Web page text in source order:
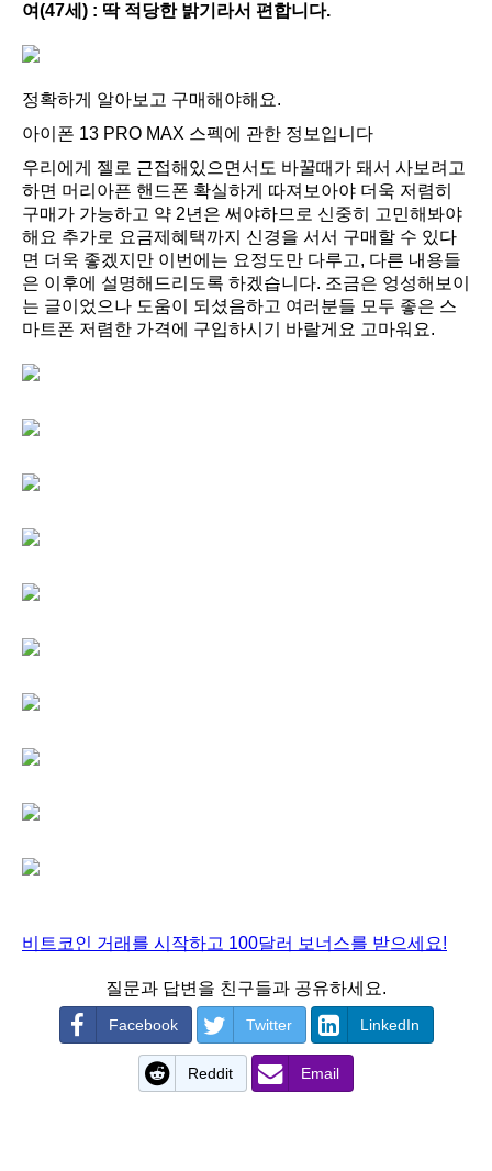
여(47세) : 딱 적당한 밝기라서 편합니다.
정확하게 알아보고 구매해야해요.
아이폰 13 PRO MAX 스펙에 관한 정보입니다
우리에게 젤로 근접해있으면서도 바꿀때가 돼서 사보려고
하면 머리아픈 핸드폰 확실하게 따져보아야 더욱 저렴히
구매가 가능하고 약 2년은 써야하므로 신중히 고민해봐야
해요 추가로 요금제혜택까지 신경을 서서 구매할 수 있다
면 더욱 좋겠지만 이번에는 요정도만 다루고, 다른 내용들
은 이후에 설명해드리도록 하겠습니다. 조금은 엉성해보이
는 글이었으나 도움이 되셨음하고 여러분들 모두 좋은 스
마트폰 저렴한 가격에 구입하시기 바랄게요 고마워요.
비트코인 거래를 시작하고 100달러 보너스를 받으세요!
질문과 답변을 친구들과 공유하세요.
Facebook Twitter LinkedIn
Reddit Email